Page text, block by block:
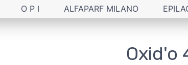
O P I ALFAPARF MILANO
Oxid'o